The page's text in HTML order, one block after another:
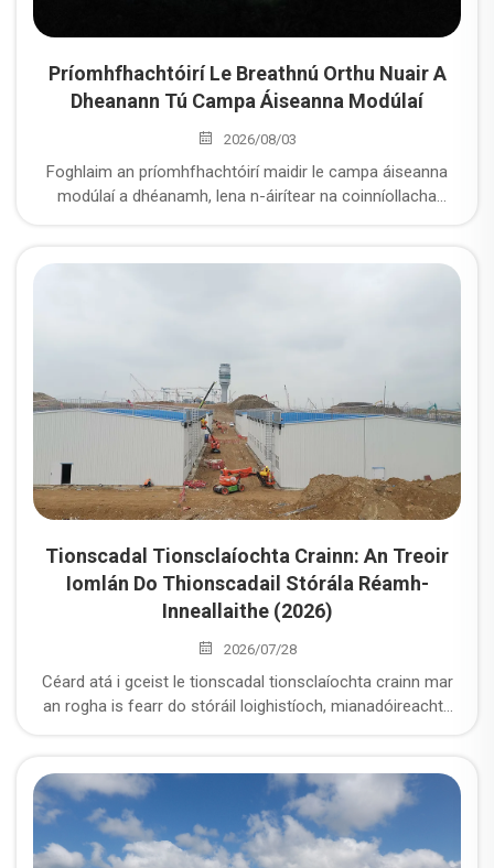
Príomhfhachtóirí Le Breathnú Orthu Nuair A
Dheanann Tú Campa Áiseanna Modúlaí
2026/08/03
Foghlaim an príomhfhachtóirí maidir le campa áiseanna
modúlaí a dhéanamh, lena n-áirítear na coinníollacha
muintir agus fuinnimh.
Tionscadal Tionsclaíochta Crainn: An Treoir
Iomlán Do Thionscadail Stórála Réamh-
Inneallaithe (2026)
2026/07/28
Céard atá i gceist le tionscadal tionsclaíochta crainn mar
an rogha is fearr do stóráil loighistíoch, mianadóireachta
seiceála a bheith agat nuair a thagann tú chun tionscadal a
cheannach.